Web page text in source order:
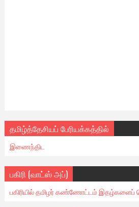
தமிழ்த்தேசியப் பேரியக்கத்தில்
இணைந்திட
பகிரி (வாட்ஸ் அப்)
பகிரியில் தமிழர் கண்ணோட்டம் இதழ்களைப்